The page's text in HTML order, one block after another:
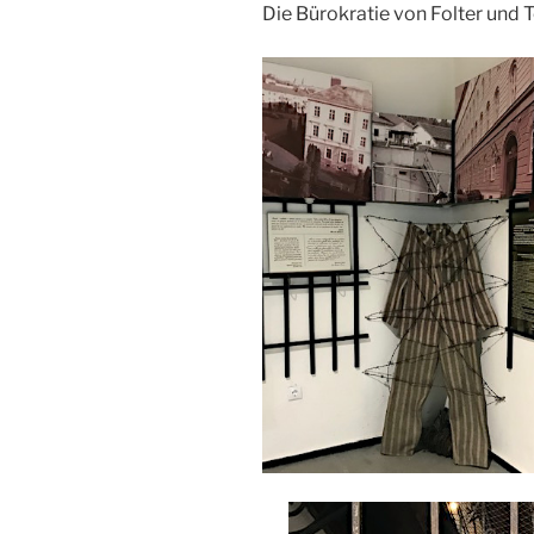
Die Bürokratie von Folter und